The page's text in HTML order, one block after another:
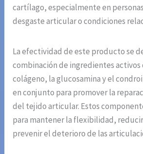
cartílago, especialmente en
desgaste articular o condiciones
La efectividad de este producto se
combinación de ingredientes activos
colágeno, la glucosamina y el
en conjunto para promover la
del tejido articular. Estos
para mantener la flexibilidad,
prevenir el deterioro de las